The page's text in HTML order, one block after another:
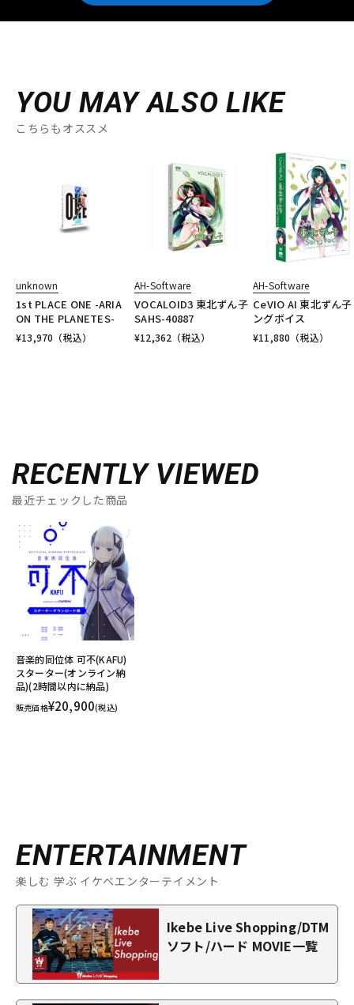
YOU MAY ALSO LIKE
こちらもオススメ
unknown
1st PLACE ONE -ARIA
ON THE PLANETES-
¥13,970 （税込）
AH-Software
VOCALOID3 東北ずん子
SAHS-40887
¥12,362 （税込）
AH-Software
CeVIO AI 東北ずん
ングボイス
¥11,880 （税込）
RECENTLY VIEWED
最近チェックした商品
音楽的同位体 可不(KAFU)
スターター(オンライン納
品)(2時間以内に納品)
販売価格¥20,900(税込)
ENTERTAINMENT
楽しむ 学ぶ イケベエンターテイメント
Ikebe Live Shopping/DTM
ソフト/ハード MOVIE一覧